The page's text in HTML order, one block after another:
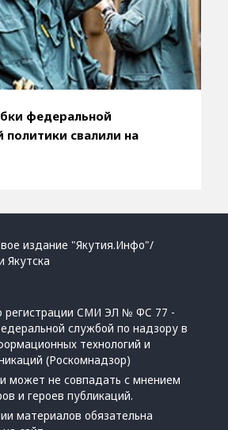
федеральной
политики свалили на
издание "Якутия.Инфо"/
Якутска
регистрации СМИ ЭЛ № ФС 77 -
службой по надзору в
технологий и
(Роскомнадзор)
может не совпадать с мнением
и героев публикаций.
материалов обязательна